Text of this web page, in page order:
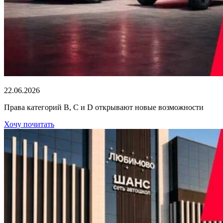
22.06.2026
Права категорий В, С и D открывают новые возможности
Хочу почитать